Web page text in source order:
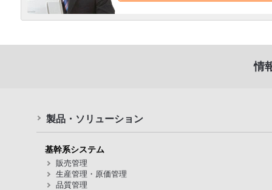
情
製品・ソリューション
基幹系システム
販売管理
生産管理・原価管理
品質管理